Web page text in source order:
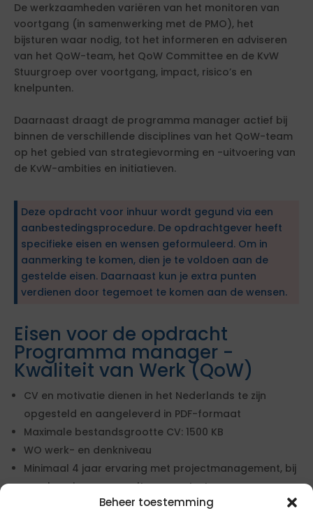
Beheer toestemming
De werkzaamheden variëren van het monitoren van
voortgang (in samenwerking met de PMO), het
bijsturen waar nodig, tot het informeren en adviseren
van het QoW-team, het QoW Committee en de KvW
Stuurgroep over voortgang, impact, risico’s en
knelpunten.
Daarnaast draagt de programma manager actief bij
binnen de verschillende disciplines van het QoW-team
op het gebied van strategievorming en -uitvoering van
de KvW-ambities en initiatieven.
Deze opdracht voor inhuur wordt gegund via een
aanbestedingsprocedure. De opdrachtgever heeft
specifieke eisen en wensen geformuleerd. Om in
aanmerking te komen, dien je te voldoen aan de
gestelde eisen. Daarnaast kun je extra punten
verdienen door tegemoet te komen aan de wensen.
Eisen voor de opdracht
Programma manager -
Kwaliteit van Werk (QoW)
CV en motivatie dienen in het Nederlands te zijn
opgesteld en aangeleverd in PDF-formaat
Maximale bestandsgrootte CV: 1500 KB
WO werk- en denkniveau
Minimaal 4 jaar ervaring met projectmanagement, bij
voorkeur in een consultancycontext
Aantoonbare successen met grootschalig